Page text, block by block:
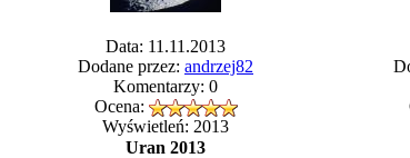
Data: 11.11.2013
Dodane przez: andrzej82
Komentarzy: 0
Ocena:
Wyświetleń: 2013
Uran 2013